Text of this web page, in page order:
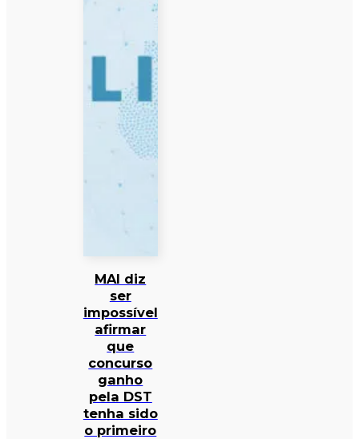
MAI diz
ser
impossível
afirmar
que
concurso
ganho
pela DST
tenha sido
o primeiro